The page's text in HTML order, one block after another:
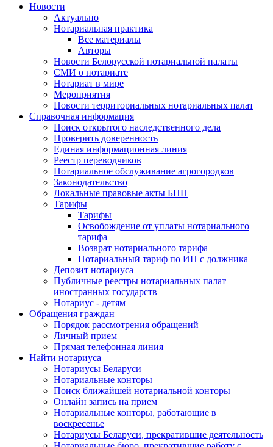
Новости
Актуально
Нотариальная практика
Все материалы
Авторы
Новости Белорусской нотариальной палаты
СМИ о нотариате
Нотариат в мире
Мероприятия
Новости территориальных нотариальных палат
Справочная информация
Поиск открытого наследственного дела
Проверить доверенность
Единая информационная линия
Реестр переводчиков
Нотариальное обслуживание агрогородков
Законодательство
Локальные правовые акты БНП
Тарифы
Тарифы
Освобождение от уплаты нотариального
тарифа
Возврат нотариального тарифа
Нотариальный тариф по ИН с должника
Депозит нотариуса
Публичные реестры нотариальных палат
иностранных государств
Нотариус - детям
Обращения граждан
Порядок рассмотрения обращений
Личный прием
Прямая телефонная линия
Найти нотариуса
Нотариусы Беларуси
Нотариальные конторы
Поиск ближайшей нотариальной конторы
Онлайн запись на прием
Нотариальные конторы, работающие в
воскресенье
Нотариусы Беларуси, прекратившие деятельность